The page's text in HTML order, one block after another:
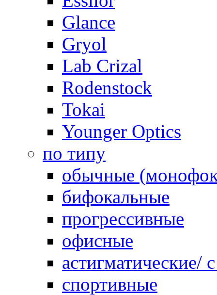
Glance
Gryol
Lab Crizal
Rodenstock
Tokai
Younger Optics
по типу
обычные
бифокальные
прогрессивные
офисные
астигматические/
спортивные